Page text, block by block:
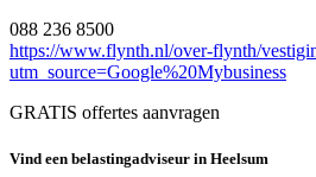
088 236 8500
https://www.flynth.nl/over-flynth/
utm_source=Google%20Mybusiness
GRATIS offertes aanvragen
Vind een belastingadviseur in Heelsum